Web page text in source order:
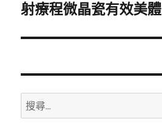
一
文
射療程微晶瓷有效美體
搜
尋